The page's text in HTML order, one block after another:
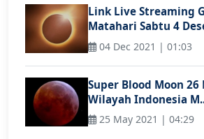
Link Live Streaming
Matahari Sabtu 4
04 Dec 2021 | 01:03
Super Blood Moon 26
Wilayah Indonesia
25 May 2021 | 04:29